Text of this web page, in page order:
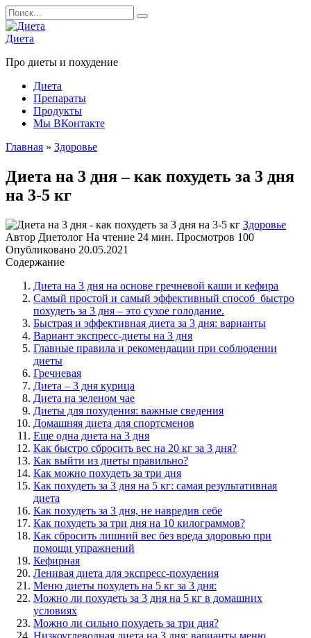
Перейти
к
содержанию
Search
for:
Диета
Про диеты и похудение
Диета
Препараты
Продукты
Мы ВКонтакте
Главная » Здоровье
Диета на 3 дня – как похудеть за 3 дня
на 3-5 кг
Здоровье
Автор Диетолог На чтение 24 мин. Просмотров 100
Опубликовано 20.05.2021
Содержание
Диета на 3 дня на основе гречневой каши и кефира
Самый простой и самый эффективный способ быстро
похудеть за 3 дня – это сухое голодание.
Быстрая и эффективная диета за 3 дня: варианты
Вариант экспресс-диеты на 3 дня
Главные правила и рекомендации при соблюдении
диеты
Гречневая
Диета – 3 дня курица
Диета на зеленом чае
Диеты для похудения: важные сведения
Домашняя диета для спортсменов
Еще одна диета на 3 дня
Как быстро сбросить вес на 20 кг за 3 дня?
Как выйти из диеты правильно?
Как можно похудеть за три дня
Как похудеть за 3 дня на 5 кг: самая результативная
диета
Как похудеть за 3 дня, не навредив себе
Как похудеть за три дня на 10 килограммов?
Как сбросить лишний вес без вреда здоровью при
помощи упражнений
Кефирная
Ленивая диета для экспресс-похудения
Меню диеты похудеть на 5 кг за 3 дня:
Можно ли похудеть за 3 дня на 5 кг в домашних
условиях
Можно ли сильно похудеть за три дня?
Низкоуглеводная диета на 3 дня: варианты меню